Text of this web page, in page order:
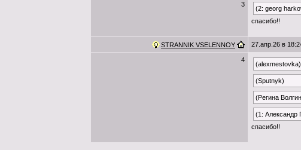
3
(2: georg
спасибо!!
STRANNIK VSELENNOY 27.апр.26 в
4
(alexmestovka)
(Sputnyk)
(Регина
(1: Александр
спасибо!!